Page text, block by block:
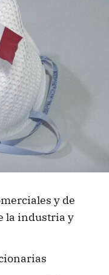
y de
la industria y